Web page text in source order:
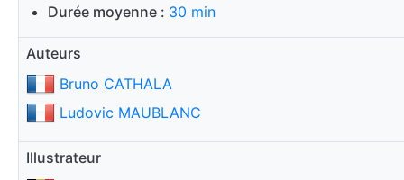
Durée moyenne : 30 min
Auteurs
Bruno CATHALA
Ludovic MAUBLANC
Illustrateur